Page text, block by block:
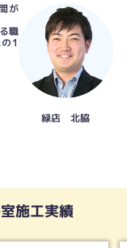
が
職
1
緑店 北脇
施工実績